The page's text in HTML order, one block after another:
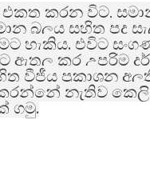
කරන විට,
බලය සහිත පද
හැකිය. එවිට
ඇතුලු කර උපරිම
වීජීය ප්‍රකාශන
නැතිව
ගමු.